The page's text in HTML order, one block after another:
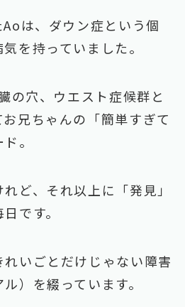
は、ダウン症という個
を持っていました。
の穴、ウエスト症候群と
兄ちゃんの「簡単すぎて
。
ど、それ以上に「発見」
です。
いごとだけじゃない障害
）を綴っています。